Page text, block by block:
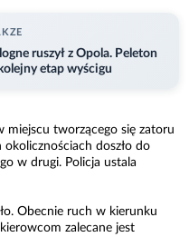
ruszył z Opola. Peleton
etap wyścigu
miejscu tworzącego się zatoru
doszło do
w drugi. Policja ustala
Obecnie ruch w kierunku
zalecane jest